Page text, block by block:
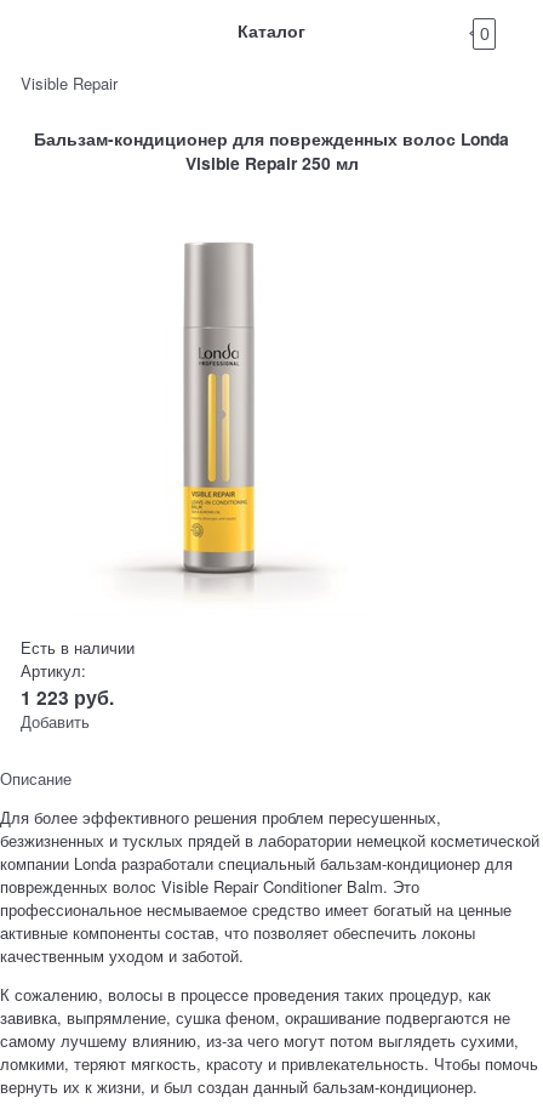
Каталог 0
Visible Repair
Бальзам-кондиционер для поврежденных волос Londa
Visible Repair 250 мл
Есть в наличии
Артикул:
1 223 руб.
Добавить
Описание
Для более эффективного решения проблем пересушенных,
безжизненных и тусклых прядей в лаборатории немецкой косметической
компании Londa разработали специальный бальзам-кондиционер для
поврежденных волос Visible Repair Conditioner Balm. Это
профессиональное несмываемое средство имеет богатый на ценные
активные компоненты состав, что позволяет обеспечить локоны
качественным уходом и заботой.
К сожалению, волосы в процессе проведения таких процедур, как
завивка, выпрямление, сушка феном, окрашивание подвергаются не
самому лучшему влиянию, из-за чего могут потом выглядеть сухими,
ломкими, теряют мягкость, красоту и привлекательность. Чтобы помочь
вернуть их к жизни, и был создан данный бальзам-кондиционер.